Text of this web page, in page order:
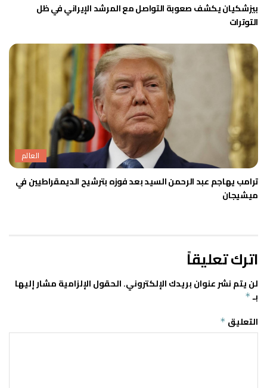
بيزشكيان يكشف صعوبة التواصل مع المرشد الإيراني في ظل
التوترات
العالم
ترامب يهاجم عبد الرحمن السيد بعد فوزه بترشيح الديمقراطيين في
ميشيجان
اترك تعليقاً
لن يتم نشر عنوان بريدك الإلكتروني.الحقول الإلزامية مشار إليها
بـ *
التعليق *